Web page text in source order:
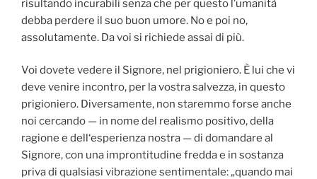
risultando incurabili senza che per questo l’umanità
debba perdere il suo buon umore. No e poi no,
assolutamente. Da voi si richiede assai di più.
Voi dovete vedere il Signore, nel prigioniero. È lui che vi
deve venire incontro, per la vostra salvezza, in questo
prigioniero. Diversamente, non staremmo forse anche
noi cercando — in nome del realismo positivo, della
ragione e dell‘esperienza nostra — di domandare al
Signore, con una improntitudine fredda e in sostanza
priva di qualsiasi vibrazione sentimentale: „quando mai